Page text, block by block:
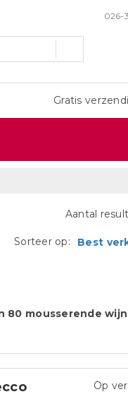
026-
Gratis
Aantal
Sorteer op: Best
80 mousserende
Op